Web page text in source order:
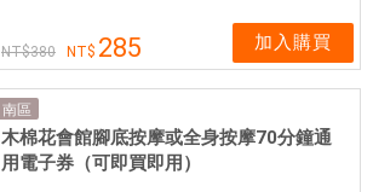
380 285 加入購買
南區
木棉花會館腳底按摩或全身按摩70分鐘通
用電子券（可即買即用）